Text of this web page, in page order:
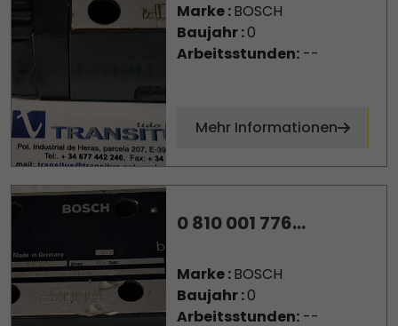
Marke :BOSCH
Baujahr :0
Arbeitsstunden:--
Mehr Informationen
0 810 001 776...
Marke :BOSCH
Baujahr :0
Arbeitsstunden:--